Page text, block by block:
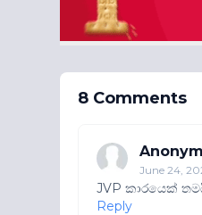
8 Comments
June 24,
JVP කාරයෙක්
Reply